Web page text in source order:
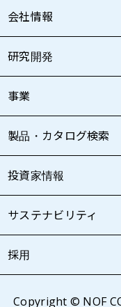
会社情報
研究開発
事業
製品・カタログ検索
投資家情報
サステナビリティ
採用
Copyright © NOF